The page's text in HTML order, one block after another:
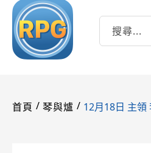
首頁 / 琴與爐 / 12月18日 主領